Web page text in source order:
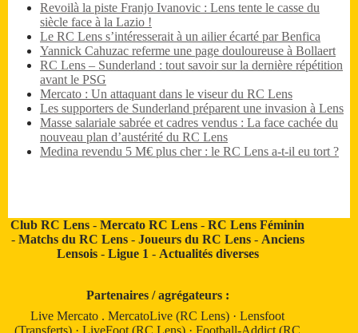
Revoilà la piste Franjo Ivanovic : Lens tente le casse du
siècle face à la Lazio !
Le RC Lens s’intéresserait à un ailier écarté par Benfica
Yannick Cahuzac referme une page douloureuse à Bollaert
RC Lens – Sunderland : tout savoir sur la dernière répétition
avant le PSG
Mercato : Un attaquant dans le viseur du RC Lens
Les supporters de Sunderland préparent une invasion à Lens
Masse salariale sabrée et cadres vendus : La face cachée du
nouveau plan d’austérité du RC Lens
Medina revendu 5 M€ plus cher : le RC Lens a-t-il eu tort ?
Club RC Lens -Mercato RC Lens -RC Lens Féminin
- Matchs du RC Lens- Joueurs du RC Lens- Anciens
Lensois- Ligue 1 - Actualités diverses
Partenaires / agrégateurs :
Live Mercato .MercatoLive (RC Lens) ·Lensfoot
(Transferts) ·LiveFoot (RC Lens) ·Football-Addict (RC